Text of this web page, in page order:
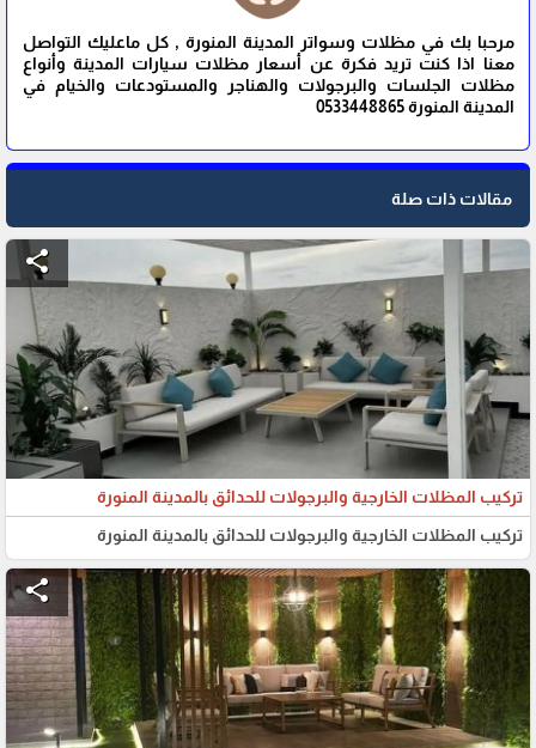
مرحبا بك في مظلات وسواتر المدينة المنورة , كل ماعليك التواصل
معنا اذا كنت تريد فكرة عن أسعار مظلات سيارات المدينة وأنواع
مظلات الجلسات والبرجولات والهناجر والمستودعات والخيام في
المدينة المنورة 0533448865
مقالات ذات صلة
share
تركيب المظلات الخارجية والبرجولات للحدائق بالمدينة المنورة
تركيب المظلات الخارجية والبرجولات للحدائق بالمدينة المنورة
share